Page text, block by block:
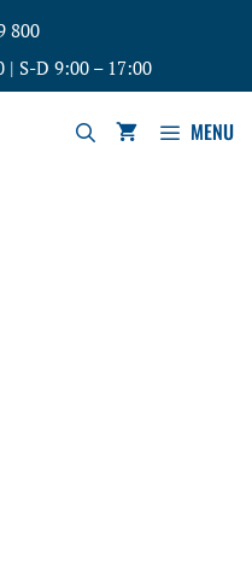
800
S-D 9:00 – 17:00
MENU